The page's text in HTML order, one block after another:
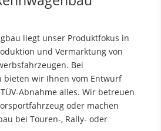
liegt unser Produktfokus in
und Vermarktung von
Bei
bieten wir Ihnen vom Entwurf
Abnahme alles. Wir betreuen
oder machen
bei Touren-, Rally- oder